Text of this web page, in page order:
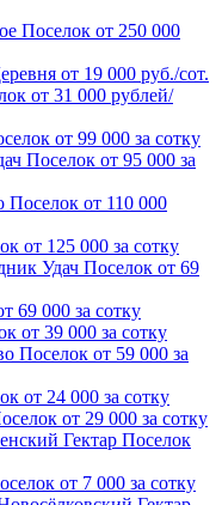
Поселок от 250 000
от 19 000 руб./сот.
от 31 000 рублей/
от 99 000 за сотку
Поселок от 95 000 за
Поселок от 110 000
от 125 000 за сотку
Удач Поселок от 69
69 000 за сотку
от 39 000 за сотку
Поселок от 59 000 за
от 24 000 за сотку
от 29 000 за сотку
Гектар Поселок
от 7 000 за сотку